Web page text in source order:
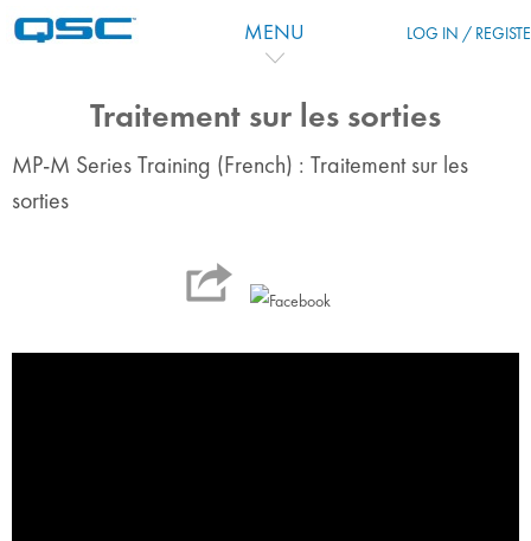
MENU LOG IN /
Traitement sur les sorties
MP-M Series Training (French) : Traitement sur les
sorties